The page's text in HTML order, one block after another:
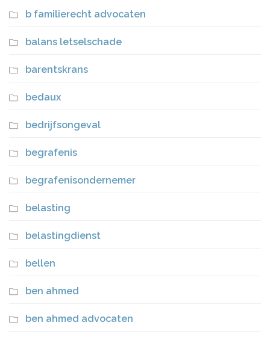
b familierecht advocaten
balans letselschade
barentskrans
bedaux
bedrijfsongeval
begrafenis
begrafenisondernemer
belasting
belastingdienst
bellen
ben ahmed
ben ahmed advocaten